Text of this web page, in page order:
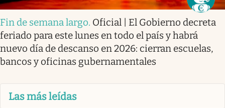
Fin de semana largo. Oficial | El Gobierno decreta
feriado para este lunes en todo el país y habrá
nuevo día de descanso en 2026: cierran escuelas,
bancos y oficinas gubernamentales
Las más leídas